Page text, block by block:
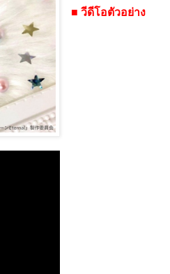
■ วีดีโอตัวอย่าง